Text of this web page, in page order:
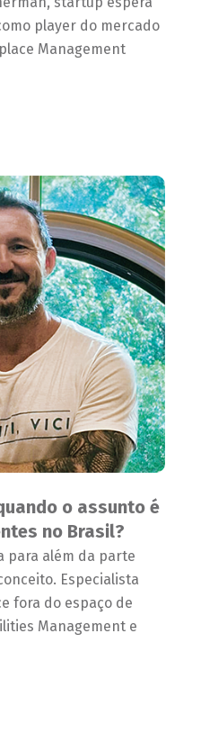
player do mercado
Management
o assunto é
no Brasil?
para além da parte
Especialista
fora do espaço de
Management e